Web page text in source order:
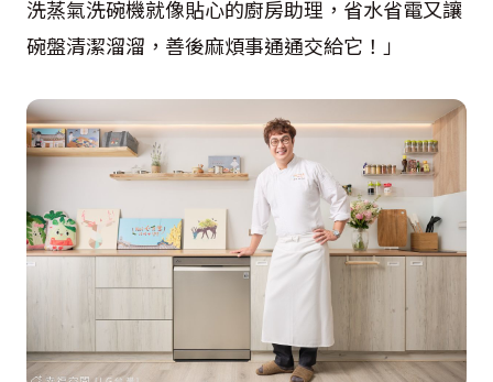
洗蒸氣洗碗機就像貼心的廚房助理，省水省電又讓
碗盤清潔溜溜，善後麻煩事通通交給它！」